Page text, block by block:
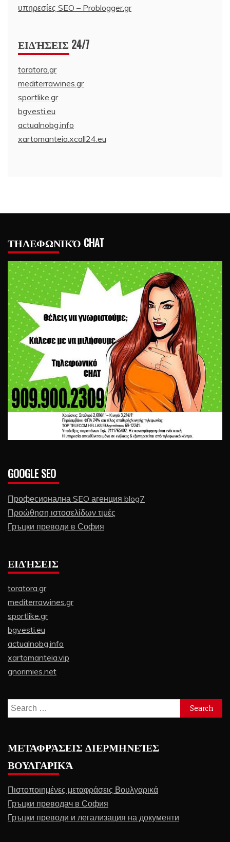
υπηρεσίες SEO – Problogger.gr
ΕΙΔΉΣΕΙΣ 24/7
toratora.gr
mediterrawines.gr
sportlike.gr
bgvesti.eu
actualnobg.info
xartomanteia.xcall24.eu
ΤΗΛΕΦΩΝΙΚΌ CHAT
GOOGLE SEO
Професионална SEO агенция blog7
Προώθηση ιστοσελίδων τιμές
Гръцки преводи в София
ΕΙΔΉΣΕΙΣ
toratora.gr
mediterrawines.gr
sportlike.gr
bgvesti.eu
actualnobg.info
xartomanteia.vip
gnorimies.net
Search
for:
ΜΕΤΑΦΡΆΣΕΙΣ ΔΙΕΡΜΗΝΕΊΕΣ
ΒΟΥΛΓΑΡΙΚΆ
Πιστοποιημένες μεταφράσεις Βουλγαρικά
Гръцки преводач в София
Гръцки преводи и легализация на документи